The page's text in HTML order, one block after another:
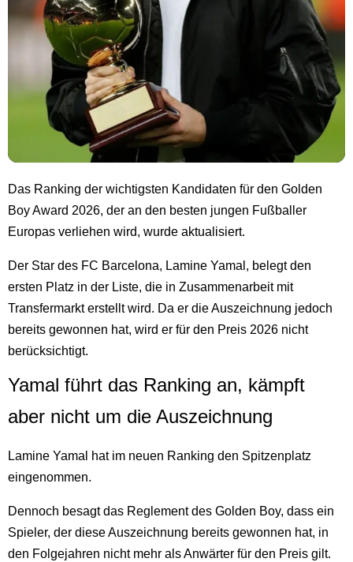
Das Ranking der wichtigsten Kandidaten für den Golden
Boy Award 2026, der an den besten jungen Fußballer
Europas verliehen wird, wurde aktualisiert.
Der Star des FC Barcelona, Lamine Yamal, belegt den
ersten Platz in der Liste, die in Zusammenarbeit mit
Transfermarkt erstellt wird. Da er die Auszeichnung jedoch
bereits gewonnen hat, wird er für den Preis 2026 nicht
berücksichtigt.
Yamal führt das Ranking an, kämpft
aber nicht um die Auszeichnung
Lamine Yamal hat im neuen Ranking den Spitzenplatz
eingenommen.
Dennoch besagt das Reglement des Golden Boy, dass ein
Spieler, der diese Auszeichnung bereits gewonnen hat, in
den Folgejahren nicht mehr als Anwärter für den Preis gilt.